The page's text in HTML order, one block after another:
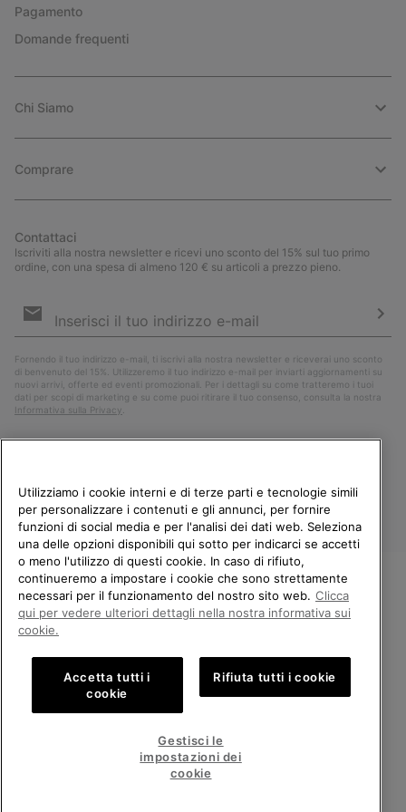
Pagamento
Domande frequenti
Chi Siamo
Comprare
Contattaci
Iscriviti alla nostra newsletter e ricevi uno sconto del 15% sul tuo primo
ordine, con una spesa di almeno 120 € su articoli a prezzo pieno.
e-
Fornendo il tuo indirizzo e-mail, ti iscrivi alla nostra newsletter e riceverai uno sconto
di benvenuto del 15%. Utilizzeremo il tuo indirizzo e-mail per inviarti aggiornamenti su
nuovi arrivi, offerte ed eventi promozionali. Per i dettagli su come tratteremo i tuoi
dati per scopi di marketing e su come puoi ritirare il tuo consenso, consulta la nostra
Informativa sulla Privacy
Italia
©2026Columbia Sportswear Company. Avenue des Morgines, 12 1213
Petit-Lancy Switzerland. Tutti i diritti riservati.
Politica sulla privacy Termini di utilizzo
Condizioni Generali di Vendita
Public CBCR
Servizio clienti: Lun. - Ven. 9:00 - 13:00 & 14:00 - 18:00
BENVENUTO/A IN SOREL.
SELEZIONA IL TUO PAESE DI
Shopping online disponibile
Utilizziamo i cookie interni e di terze parti e tecnologie simili
per personalizzare i contenuti e gli annunci, per fornire
funzioni di social media e per l'analisi dei dati web. Seleziona
una delle opzioni disponibili qui sotto per indicarci se accetti
o meno l'utilizzo di questi cookie. In caso di rifiuto,
continueremo a impostare i cookie che sono strettamente
necessari per il funzionamento del nostro sito web. Clicca
qui per vedere ulteriori dettagli nella nostra informativa sui
cookie.
Accetta tutti i
cookie
Rifiuta tutti i cookie
Gestisci le
impostazioni dei
cookie